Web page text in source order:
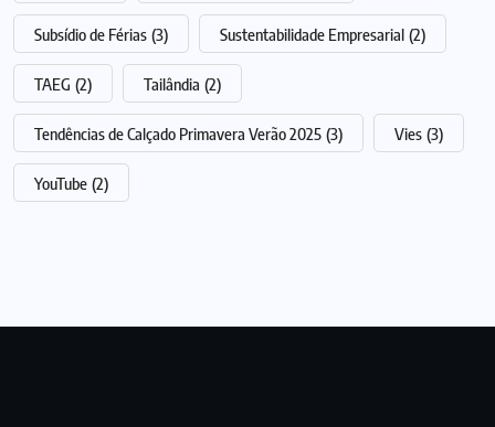
Subsídio de Férias (3) Sustentabilidade Empresarial (2)
TAEG (2) Tailândia (2)
Tendências de Calçado Primavera Verão 2025 (3) Vies (3)
YouTube (2)